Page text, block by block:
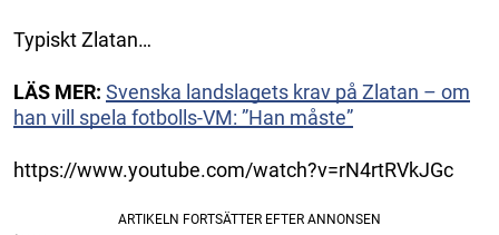
Typiskt Zlatan…
LÄS MER: Svenska landslagets krav på Zlatan – om
han vill spela fotbolls-VM: ”Han måste”
https://www.youtube.com/watch?v=rN4rtRVkJGc